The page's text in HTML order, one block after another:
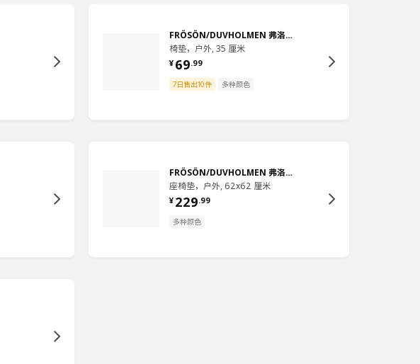
FRÖSÖN/DUVHOLMEN 弗洛松／杜霍蒙
椅垫，户外, 35 厘米
¥ 69.99
7日售出10件
多种颜色
FRÖSÖN/DUVHOLMEN 弗洛松／杜霍蒙
座椅垫，户外, 62x62 厘米
¥ 229.99
多种颜色